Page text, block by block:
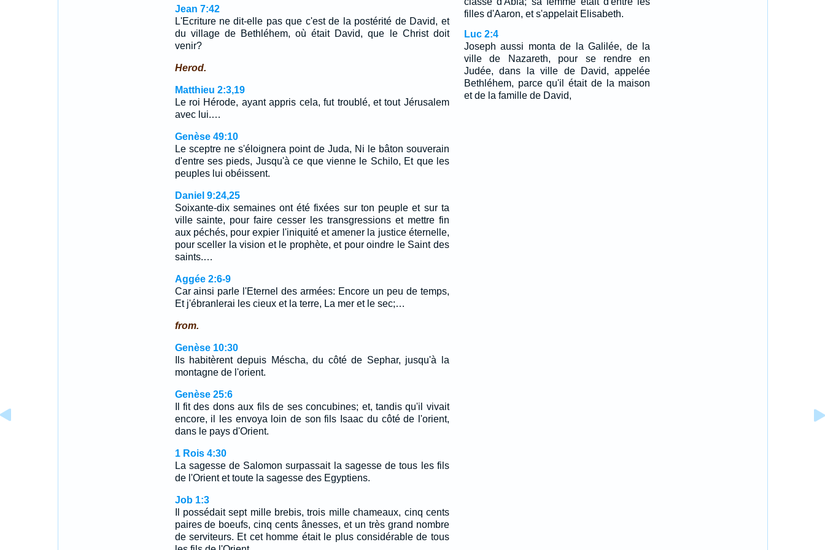
Jean 7:42
L'Ecriture ne dit-elle pas que c'est de la postérité de David, et
du village de Bethléhem, où était David, que le Christ doit
venir?
Herod.
Matthieu 2:3,19
Le roi Hérode, ayant appris cela, fut troublé, et tout Jérusalem
avec lui.…
Genèse 49:10
Le sceptre ne s'éloignera point de Juda, Ni le bâton souverain
d'entre ses pieds, Jusqu'à ce que vienne le Schilo, Et que les
peuples lui obéissent.
Daniel 9:24,25
Soixante-dix semaines ont été fixées sur ton peuple et sur ta
ville sainte, pour faire cesser les transgressions et mettre fin
aux péchés, pour expier l'iniquité et amener la justice éternelle,
pour sceller la vision et le prophète, et pour oindre le Saint des
saints.…
Aggée 2:6-9
Car ainsi parle l'Eternel des armées: Encore un peu de temps,
Et j'ébranlerai les cieux et la terre, La mer et le sec;…
from.
Genèse 10:30
Ils habitèrent depuis Méscha, du côté de Sephar, jusqu'à la
montagne de l'orient.
Genèse 25:6
Il fit des dons aux fils de ses concubines; et, tandis qu'il vivait
encore, il les envoya loin de son fils Isaac du côté de l'orient,
dans le pays d'Orient.
1 Rois 4:30
La sagesse de Salomon surpassait la sagesse de tous les fils
de l'Orient et toute la sagesse des Egyptiens.
Job 1:3
Il possédait sept mille brebis, trois mille chameaux, cinq cents
paires de boeufs, cinq cents ânesses, et un très grand nombre
de serviteurs. Et cet homme était le plus considérable de tous
filles d'Aaron, et s'appelait Elisabeth.
Luc 2:4
Joseph aussi monta de la Galilée, de la
ville de Nazareth, pour se rendre en
Judée, dans la ville de David, appelée
Bethléhem, parce qu'il était de la maison
et de la famille de David,